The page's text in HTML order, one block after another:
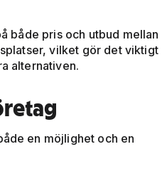
både pris och utbud mellan
vilket gör det viktigt
alternativen.
en möjlighet och en